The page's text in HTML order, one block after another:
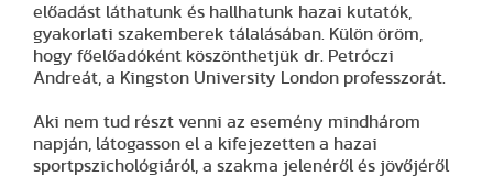
előadást láthatunk és hallhatunk hazai kutatók,
gyakorlati szakemberek tálalásában. Külön öröm,
hogy főelőadóként köszönthetjük dr. Petróczi
Andreát, a Kingston University London professzorát.
Aki nem tud részt venni az esemény mindhárom
napján, látogasson el a kifejezetten a hazai
sportpszichológiáról, a szakma jelenéről és jövőjéről